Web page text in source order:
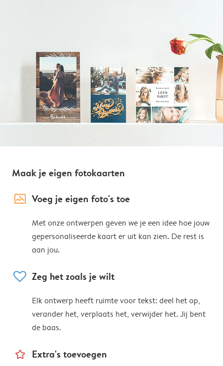
Maak je eigen fotokaarten
image_placeholder Voeg je eigen foto's toe
Met onze ontwerpen geven we je een idee hoe jouw
gepersonaliseerde kaart er uit kan zien. De rest is
aan jou.
heart Zeg het zoals je wilt
Elk ontwerp heeft ruimte voor tekst: deel het op,
verander het, verplaats het, verwijder het. Jij bent
de baas.
star_outline Extra's toevoegen